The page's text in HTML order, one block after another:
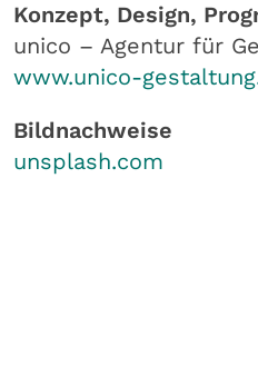
Konzept, Design,
unico – Agentur für
www.unico-
Bildnachweise
unsplash.com